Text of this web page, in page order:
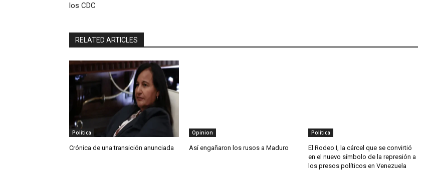
los CDC
RELATED ARTICLES
Política
Crónica de una transición anunciada
Opinion
Así engañaron los rusos a Maduro
Política
El Rodeo I, la cárcel que se convirtió
en el nuevo símbolo de la represión a
los presos políticos en Venezuela